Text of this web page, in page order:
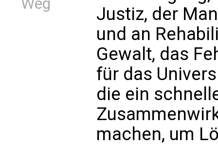
Weg
Justiz, der
und an
Gewalt, das
für das
die ein
machen, um